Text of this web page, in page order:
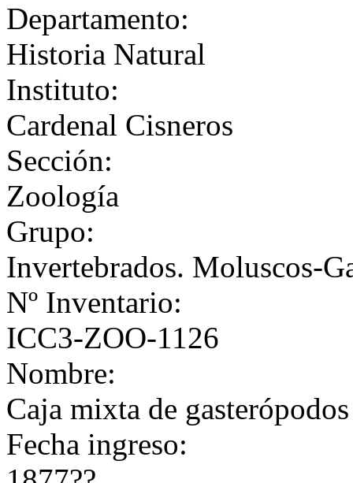
Departamento:
Historia Natural
Instituto:
Cardenal Cisneros
Sección:
Zoología
Grupo:
Invertebrados. Moluscos-
Nº Inventario:
ICC3-ZOO-1126
Nombre:
Caja mixta de
Fecha ingreso: